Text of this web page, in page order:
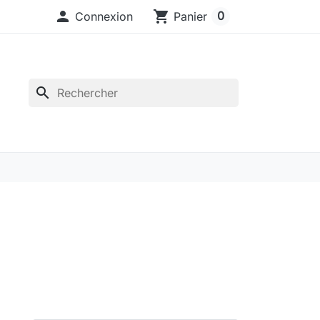
 Connexion shopping_cart Panier 0
search